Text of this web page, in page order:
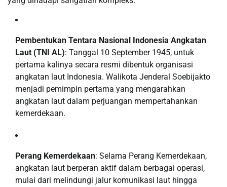
Pembentukan Tentara Nasional Indonesia Angkatan
Laut (TNI AL): Tanggal 10 September 1945, untuk
pertama kalinya secara resmi dibentuk organisasi
angkatan laut Indonesia. Walikota Jenderal Soebijakto
menjadi pemimpin pertama yang mengarahkan
angkatan laut dalam perjuangan mempertahankan
kemerdekaan.
Perang Kemerdekaan: Selama Perang Kemerdekaan,
angkatan laut berperan aktif dalam berbagai operasi,
mulai dari melindungi jalur komunikasi laut hingga